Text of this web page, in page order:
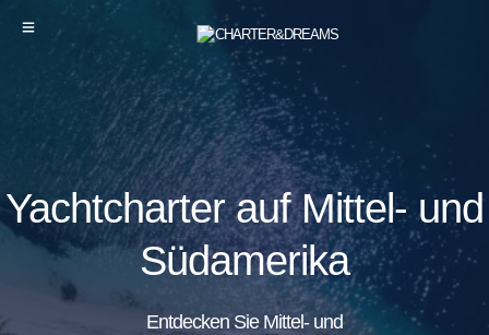
Yachtcharter auf Mittel- und
Südamerika
Entdecken Sie Mittel- und